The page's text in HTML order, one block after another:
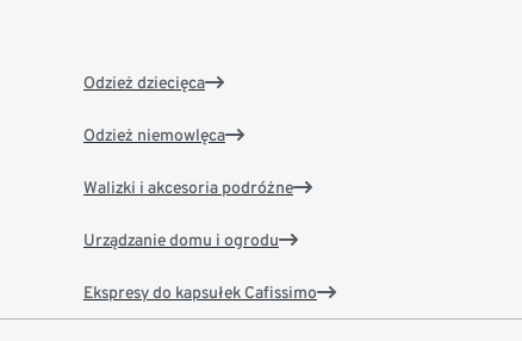
Odzież dziecięca
Odzież niemowlęca
Walizki i akcesoria podróżne
Urządzanie domu i ogrodu
Ekspresy do kapsułek Cafissimo